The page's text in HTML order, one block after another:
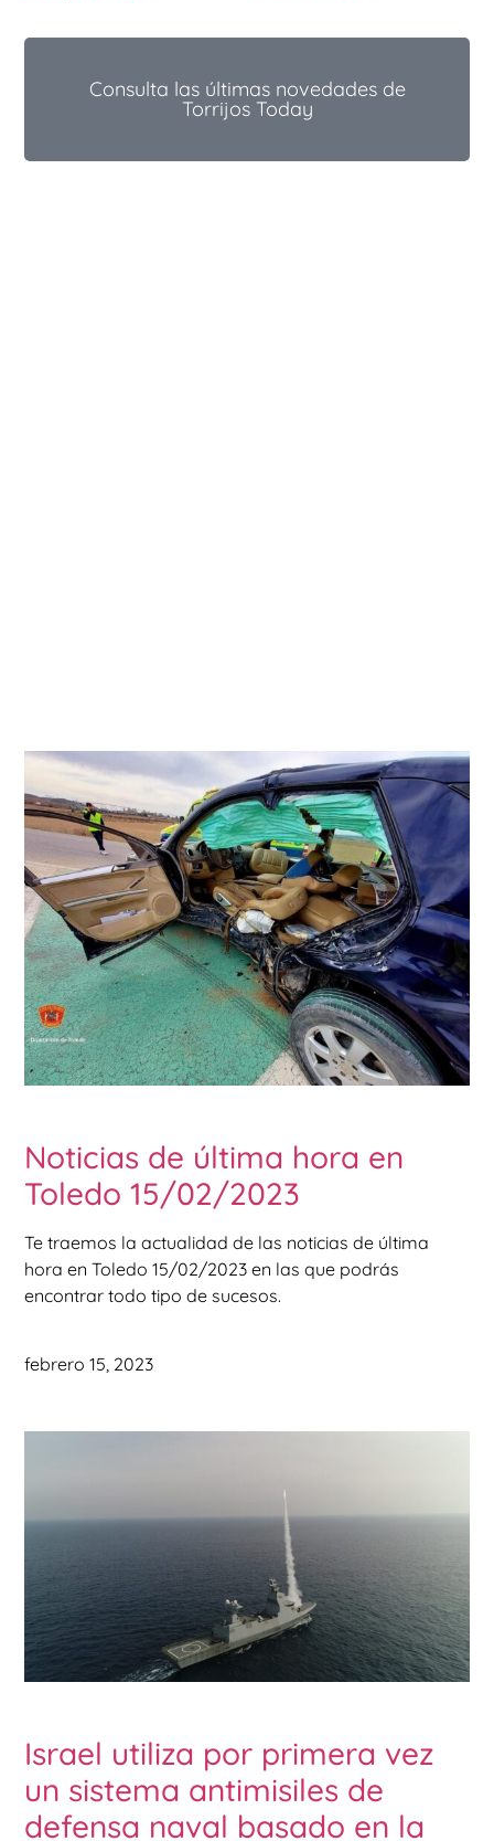
Consulta las últimas novedades de
Torrijos Today
Noticias de última hora en
Toledo 15/02/2023
Te traemos la actualidad de las noticias de última
hora en Toledo 15/02/2023 en las que podrás
encontrar todo tipo de sucesos.
febrero 15, 2023
Israel utiliza por primera vez
un sistema antimisiles de
defensa naval basado en la